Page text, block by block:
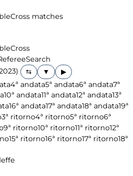
Cross matches
Cross
Search
▶
4ª andata5ª andata6ª andata7ª
10ª andata11ª andata12ª andata13ª
16ª andata17ª andata18ª andata19ª
3ª ritorno4ª ritorno5ª ritorno6ª
9ª ritorno10ª ritorno11ª ritorno12ª
15ª ritorno16ª ritorno17ª ritorno18ª